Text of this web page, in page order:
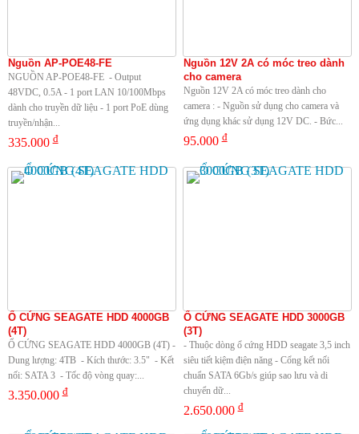
Nguồn AP-POE48-FE
NGUỒN AP-POE48-FE - Output
48VDC, 0.5A - 1 port LAN 10/100Mbps
dành cho truyền dữ liệu - 1 port PoE dùng
truyền/nhận...
335.000đ
Nguồn 12V 2A có móc treo dành
cho camera
Nguồn 12V 2A có móc treo dành cho
camera : - Nguồn sử dụng cho camera và
ứng dụng khác sử dụng 12V DC. - Bức...
95.000đ
Ổ CỨNG SEAGATE HDD 4000GB
(4T)
Ổ CỨNG SEAGATE HDD 4000GB (4T) -
Dung lượng: 4TB - Kích thước: 3.5" - Kết
nối: SATA 3 - Tốc độ vòng quay:...
3.350.000đ
Ổ CỨNG SEAGATE HDD 3000GB
(3T)
- Thuộc dòng ổ cứng HDD seagate 3,5 inch
siêu tiết kiệm điện năng - Cổng kết nối
chuẩn SATA 6Gb/s giúp sao lưu và di
chuyển dữ...
2.650.000đ